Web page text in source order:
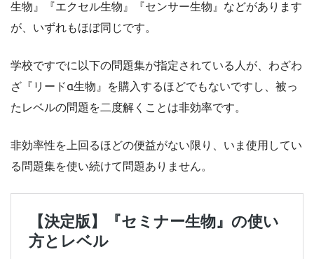
生物』『エクセル生物』『センサー生物』などがあります
が、いずれもほぼ同じです。
学校ですでに以下の問題集が指定されている人が、わざわ
ざ『リードα生物』を購入するほどでもないですし、被っ
たレベルの問題を二度解くことは非効率です。
非効率性を上回るほどの便益がない限り、いま使用してい
る問題集を使い続けて問題ありません。